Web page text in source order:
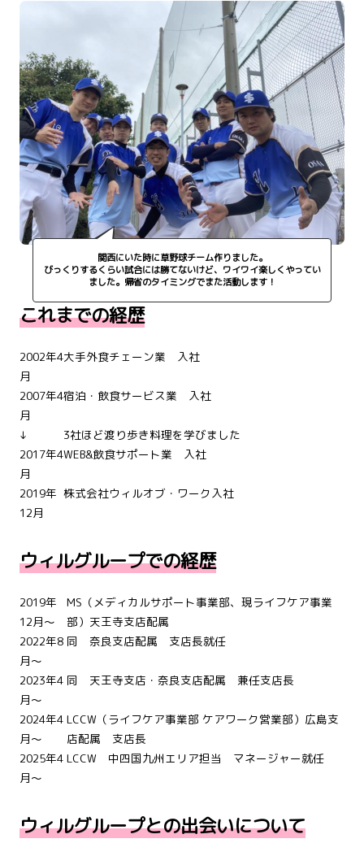
関西にいた時に草野球チーム作りました。
びっくりするくらい試合には勝てないけど、ワイワイ楽しくやってい
ました。帰省のタイミングでまた活動します！
これまでの経歴
2002年4
月
大手外食チェーン業 入社
2007年4
月
宿泊・飲食サービス業 入社
↓
3社ほど渡り歩き料理を学びました
2017年4
月
WEB&飲食サポート業 入社
2019年
12月
株式会社ウィルオブ・ワーク入社
ウィルグループでの経歴
2019年
12月～
MS（メディカルサポート事業部、現ライフケア事業
部）天王寺支店配属
2022年8
月～
同 奈良支店配属 支店長就任
2023年4
月～
同 天王寺支店・奈良支店配属 兼任支店長
2024年4
月～
LCCW（ライフケア事業部 ケアワーク営業部）広島支
店配属 支店長
2025年4
月～
LCCW 中四国九州エリア担当 マネージャー就任
ウィルグループとの出会いについて